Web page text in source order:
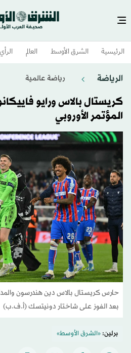
الرئيسية الشرق الأوسط​ العالم الرأي
الرياضة رياضة عالمية
كريستال بالاس ورايو
المؤتمر الأوروبي
حارس كريستال بالاس دين هندرسون
بعد الفوز على شاختار دونيتسك (أ.ف.ب)
برلين:«الشرق الأوسط»